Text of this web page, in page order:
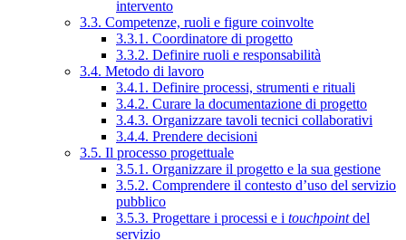
intervento
3.3. Competenze, ruoli e figure coinvolte
3.3.1. Coordinatore di progetto
3.3.2. Definire ruoli e responsabilità
3.4. Metodo di lavoro
3.4.1. Definire processi, strumenti e rituali
3.4.2. Curare la documentazione di progetto
3.4.3. Organizzare tavoli tecnici collaborativi
3.4.4. Prendere decisioni
3.5. Il processo progettuale
3.5.1. Organizzare il progetto e la sua gestione
3.5.2. Comprendere il contesto d’uso del servizio
pubblico
3.5.3. Progettare i processi e i touchpointdel
servizio